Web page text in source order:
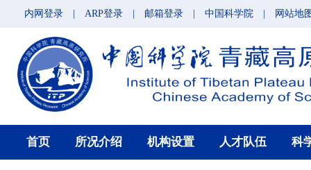
内网登录 ARP登录 邮箱登录 中国科学院 网站地
首页 所况介绍 机构设置 人才队伍 科